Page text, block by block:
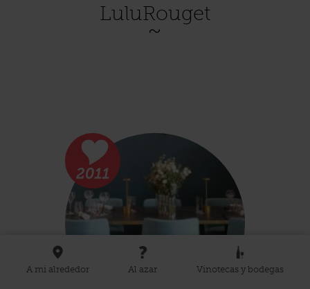
LuluRouget
A mi alrededor Al azar Vinotecas y bodegas